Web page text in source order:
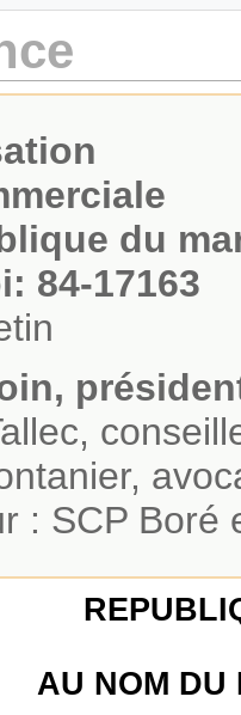
du
84-17163
: SCP Boré
AU NOM DU